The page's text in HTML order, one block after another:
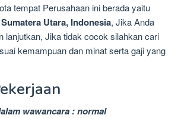
tempat Perusahaan ini berada yaitu
Utara, Indonesia, Jika Anda
lanjutkan, Jika tidak cocok silahkan cari
kemampuan dan minat serta gaji yang
wawancara : normal